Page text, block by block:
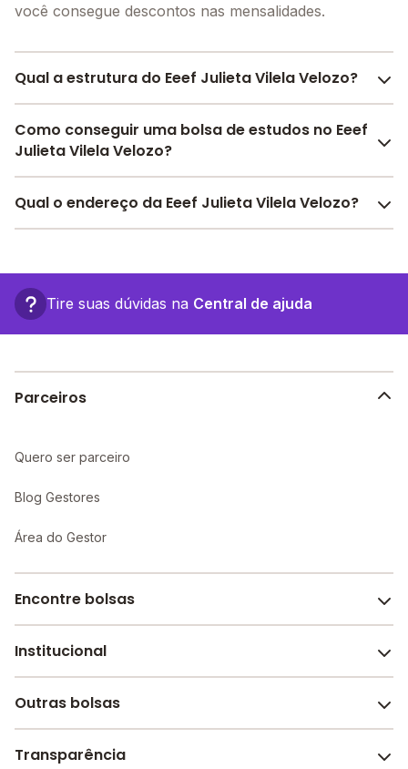
você consegue descontos nas mensalidades.
Qual a estrutura do Eeef Julieta Vilela Velozo?
O Eeef Julieta Vilela Velozo oferece toda a estrutura
necessária para o conforto e desenvolvimento
Verde, Quadra Esportiva Coberta, Biblioteca,
Parquinho, Sala de professores, Banda larga,
Como conseguir uma bolsa de estudos no Eeef
Julieta Vilela Velozo?
Pesquise bolsas disponíveis no Melhor Escola e
Qual o endereço da Eeef Julieta Vilela Velozo?
bueno, 4665 - Colorado do Oeste - RO.
Tire suas dúvidas na Central de ajuda
Parceiros
Quero ser parceiro
Blog Gestores
Área do Gestor
Encontre bolsas
Melhores escolas de São Paulo
Escolas por cidade e bairro
Institucional
Sobre o Melhor Escola
Revista Melhor Escola
Outras bolsas
Faculdades e universidades
Transparência